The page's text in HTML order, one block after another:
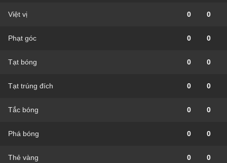
Việt vị 0 0
Phạt góc 0 0
Tạt bóng 0 0
Tạt trúng đích 0 0
Tắc bóng 0 0
Phá bóng 0 0
Thẻ vàng 0 0